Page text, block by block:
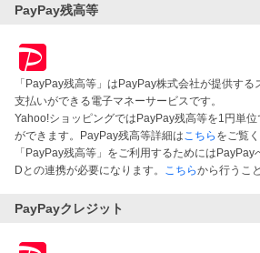
PayPay残高等
「PayPay残高等」はPayPay株式会社が提供す
支払いができる電子マネーサービスです。
Yahoo!ショッピングではPayPay残高等を1円単
ができます。PayPay残高等詳細はこちら をご覧く
「PayPay残高等」をご利用するためにはPayPay
Dとの連携が必要になります。 こちらから行うこ
PayPayクレジット